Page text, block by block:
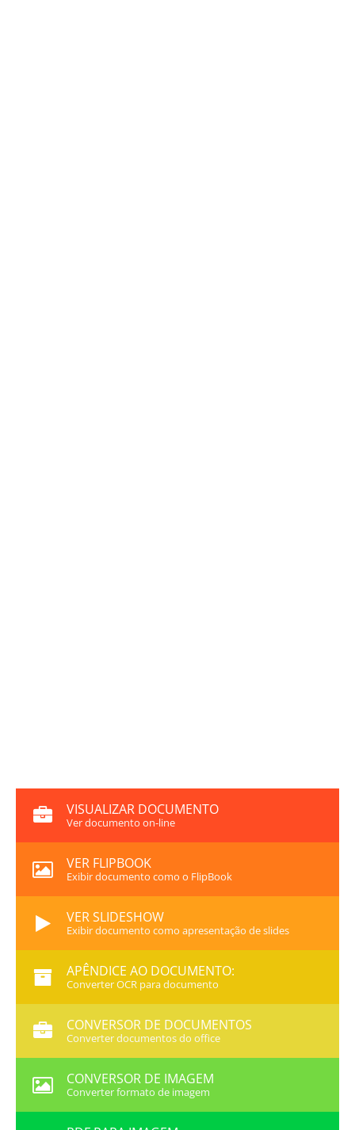
VISUALIZAR DOCUMENTO
Ver documento on-line
VER FLIPBOOK
Exibir documento como o FlipBook
VER SLIDESHOW
Exibir documento como apresentação de slides
APÊNDICE AO DOCUMENTO:
Converter OCR para documento
CONVERSOR DE DOCUMENTOS
Converter documentos do office
CONVERSOR DE IMAGEM
Converter formato de imagem